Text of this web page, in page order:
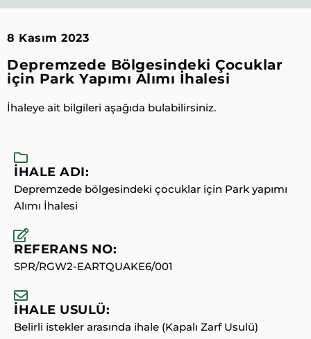
8 Kasım 2023
Depremzede Bölgesindeki Çocuklar
için Park Yapımı Alımı İhalesi
İhaleye ait bilgileri aşağıda bulabilirsiniz.
İHALE ADI:
Depremzede bölgesindeki çocuklar için Park yapımı
Alımı İhalesi
REFERANS NO:
SPR/RGW2-EARTQUAKE6/001
İHALE USULÜ:
Belirli istekler arasında ihale (Kapalı Zarf Usulü)